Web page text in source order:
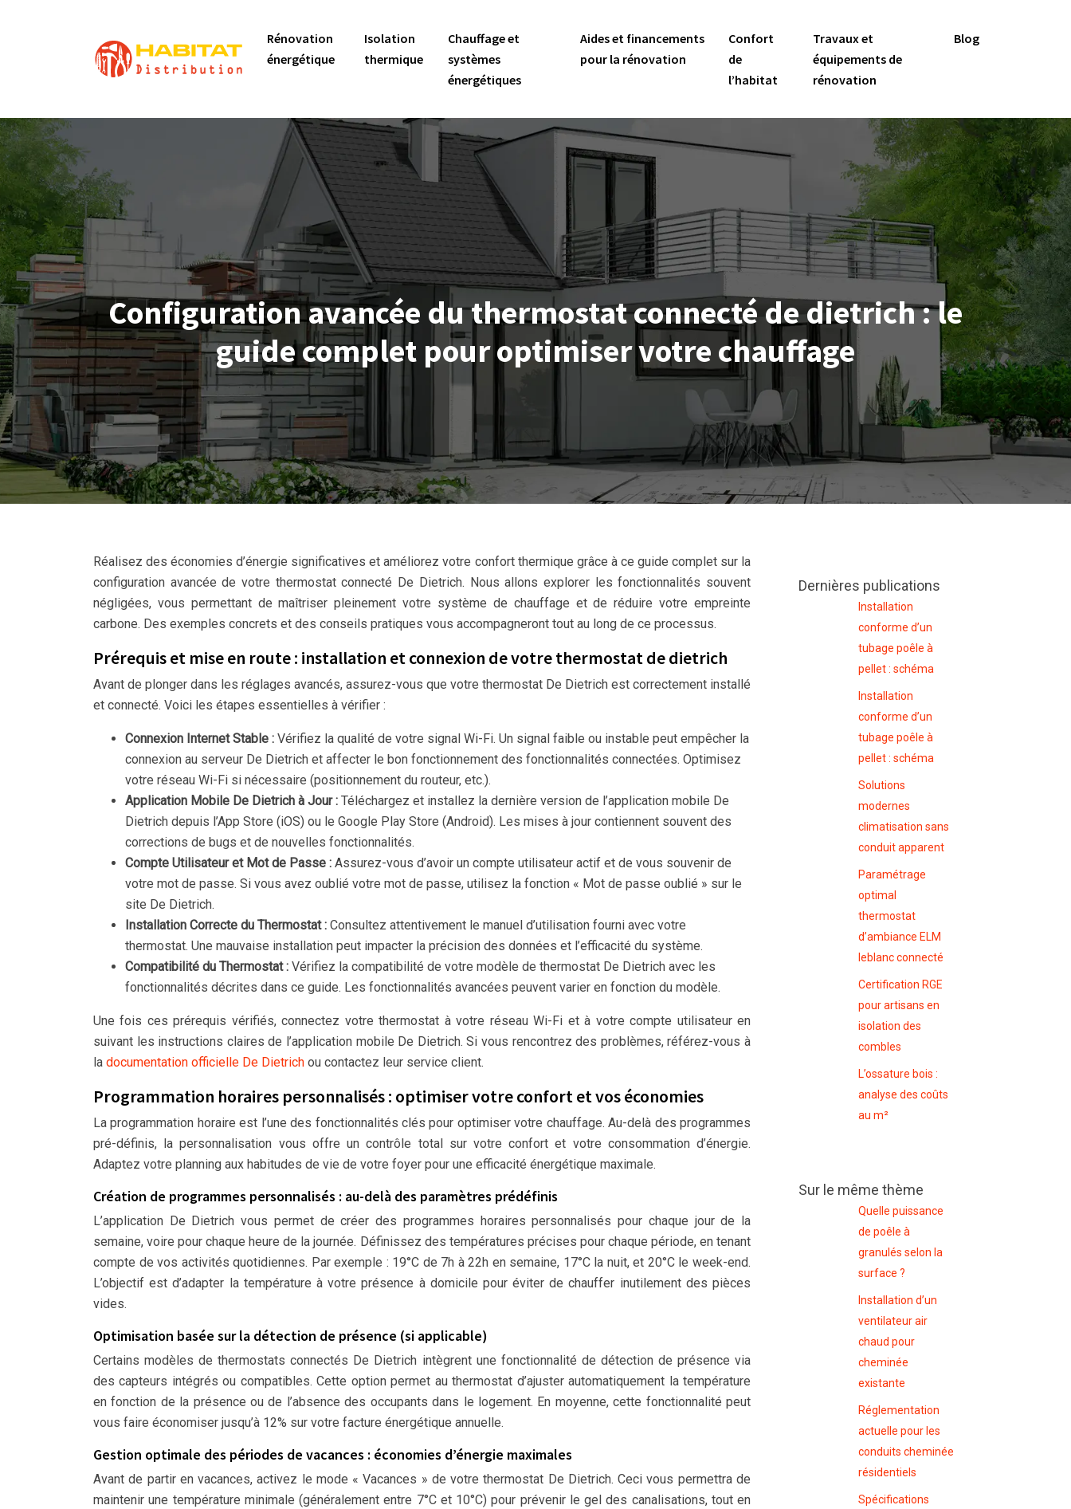
Rénovation
énergétique
Isolation
thermique
Chauffage et
systèmes
énergétiques
Aides et financements
pour la rénovation
Confort
de
l’habitat
Travaux et
équipements de
rénovation
Blog
Configuration avancée du thermostat connecté de dietrich : le
guide complet pour optimiser votre chauffage
Réalisez des économies d’énergie significatives et améliorez votre confort thermique grâce à ce guide complet sur la
configuration avancée de votre thermostat connecté De Dietrich. Nous allons explorer les fonctionnalités souvent
négligées, vous permettant de maîtriser pleinement votre système de chauffage et de réduire votre empreinte
carbone. Des exemples concrets et des conseils pratiques vous accompagneront tout au long de ce processus.
Prérequis et mise en route : installation et connexion de votre thermostat de dietrich
Avant de plonger dans les réglages avancés, assurez-vous que votre thermostat De Dietrich est correctement installé
et connecté. Voici les étapes essentielles à vérifier :
Connexion Internet Stable : Vérifiez la qualité de votre signal Wi-Fi. Un signal faible ou instable peut empêcher la
connexion au serveur De Dietrich et affecter le bon fonctionnement des fonctionnalités connectées. Optimisez
votre réseau Wi-Fi si nécessaire (positionnement du routeur, etc.).
Application Mobile De Dietrich à Jour : Téléchargez et installez la dernière version de l’application mobile De
Dietrich depuis l’App Store (iOS) ou le Google Play Store (Android). Les mises à jour contiennent souvent des
corrections de bugs et de nouvelles fonctionnalités.
Compte Utilisateur et Mot de Passe : Assurez-vous d’avoir un compte utilisateur actif et de vous souvenir de
votre mot de passe. Si vous avez oublié votre mot de passe, utilisez la fonction « Mot de passe oublié » sur le
site De Dietrich.
Installation Correcte du Thermostat : Consultez attentivement le manuel d’utilisation fourni avec votre
thermostat. Une mauvaise installation peut impacter la précision des données et l’efficacité du système.
Compatibilité du Thermostat : Vérifiez la compatibilité de votre modèle de thermostat De Dietrich avec les
fonctionnalités décrites dans ce guide. Les fonctionnalités avancées peuvent varier en fonction du modèle.
Une fois ces prérequis vérifiés, connectez votre thermostat à votre réseau Wi-Fi et à votre compte utilisateur en
suivant les instructions claires de l’application mobile De Dietrich. Si vous rencontrez des problèmes, référez-vous à
la documentation officielle De Dietrich ou contactez leur service client.
Programmation horaires personnalisés : optimiser votre confort et vos économies
La programmation horaire est l’une des fonctionnalités clés pour optimiser votre chauffage. Au-delà des programmes
pré-définis, la personnalisation vous offre un contrôle total sur votre confort et votre consommation d’énergie.
Adaptez votre planning aux habitudes de vie de votre foyer pour une efficacité énergétique maximale.
Création de programmes personnalisés : au-delà des paramètres prédéfinis
L’application De Dietrich vous permet de créer des programmes horaires personnalisés pour chaque jour de la
semaine, voire pour chaque heure de la journée. Définissez des températures précises pour chaque période, en tenant
compte de vos activités quotidiennes. Par exemple : 19°C de 7h à 22h en semaine, 17°C la nuit, et 20°C le week-end.
L’objectif est d’adapter la température à votre présence à domicile pour éviter de chauffer inutilement des pièces
vides.
Optimisation basée sur la détection de présence (si applicable)
Certains modèles de thermostats connectés De Dietrich intègrent une fonctionnalité de détection de présence via
des capteurs intégrés ou compatibles. Cette option permet au thermostat d’ajuster automatiquement la température
en fonction de la présence ou de l’absence des occupants dans le logement. En moyenne, cette fonctionnalité peut
vous faire économiser jusqu’à 12% sur votre facture énergétique annuelle.
Gestion optimale des périodes de vacances : économies d’énergie maximales
Avant de partir en vacances, activez le mode « Vacances » de votre thermostat De Dietrich. Ceci vous permettra de
maintenir une température minimale (généralement entre 7°C et 10°C) pour prévenir le gel des canalisations, tout en
Dernières publications
Installation
conforme d’un
tubage poêle à
pellet : schéma
Installation
conforme d’un
tubage poêle à
pellet : schéma
Solutions
modernes
climatisation sans
conduit apparent
Paramétrage
optimal
thermostat
d’ambiance ELM
leblanc connecté
Certification RGE
pour artisans en
isolation des
combles
L’ossature bois :
analyse des coûts
au m²
Sur le même thème
Quelle puissance
de poêle à
granulés selon la
surface ?
Installation d’un
ventilateur air
chaud pour
cheminée
existante
Réglementation
actuelle pour les
conduits cheminée
résidentiels
Spécifications